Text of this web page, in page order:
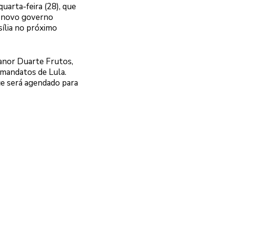
feira (28), que
novo governo
no próximo
Duarte Frutos,
de Lula.
será agendado para